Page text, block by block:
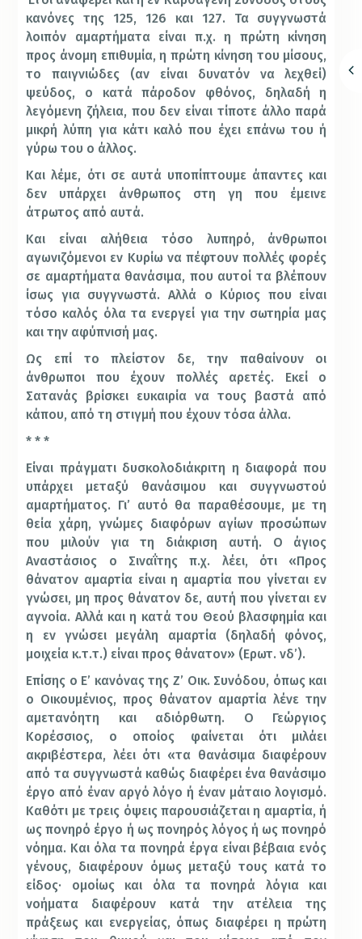
κανόνες της 125, 126 και 127. Τα συγγνωστά
λοιπόν αμαρτήματα είναι π.χ. η πρώτη κίνηση
προς άνομη επιθυμία, η πρώτη κίνηση του μίσους,
το παιγνιώδες (αν είναι δυνατόν να λεχθεί)
ψεύδος, ο κατά πάροδον φθόνος, δηλαδή η
λεγόμενη ζήλεια, που δεν είναι τίποτε άλλο παρά
μικρή λύπη για κάτι καλό που έχει επάνω του ή
γύρω του ο άλλος.
Και λέμε, ότι σε αυτά υποπίπτουμε άπαντες και
δεν υπάρχει άνθρωπος στη γη που έμεινε
άτρωτος από αυτά.
Και είναι αλήθεια τόσο λυπηρό, άνθρωποι
αγωνιζόμενοι εν Κυρίω να πέφτουν πολλές φορές
σε αμαρτήματα θανάσιμα, που αυτοί τα βλέπουν
ίσως για συγγνωστά. Αλλά ο Κύριος που είναι
τόσο καλός όλα τα ενεργεί για την σωτηρία μας
και την αφύπνισή μας.
Ως επί το πλείστον δε, την παθαίνουν οι
άνθρωποι που έχουν πολλές αρετές. Εκεί ο
Σατανάς βρίσκει ευκαιρία να τους βαστά από
κάπου, από τη στιγμή που έχουν τόσα άλλα.
* * *
Είναι πράγματι δυσκολοδιάκριτη η διαφορά που
υπάρχει μεταξύ θανάσιμου και συγγνωστού
αμαρτήματος. Γι’ αυτό θα παραθέσουμε, με τη
θεία χάρη, γνώμες διαφόρων αγίων προσώπων
που μιλούν για τη διάκριση αυτή. Ο άγιος
Αναστάσιος ο Σιναΐτης π.χ. λέει, ότι «Προς
θάνατον αμαρτία είναι η αμαρτία που γίνεται εν
γνώσει, μη προς θάνατον δε, αυτή που γίνεται εν
αγνοία. Αλλά και η κατά του Θεού βλασφημία και
η εν γνώσει μεγάλη αμαρτία (δηλαδή φόνος,
μοιχεία κ.τ.τ.) είναι προς θάνατον» (Ερωτ. νδ’).
Επίσης ο Ε’ κανόνας της Ζ’ Οικ. Συνόδου, όπως και
ο Οικουμένιος, προς θάνατον αμαρτία λένε την
αμετανόητη και αδιόρθωτη. Ο Γεώργιος
Κορέσσιος, ο οποίος φαίνεται ότι μιλάει
ακριβέστερα, λέει ότι «τα θανάσιμα διαφέρουν
από τα συγγνωστά καθώς διαφέρει ένα θανάσιμο
έργο από έναν αργό λόγο ή έναν μάταιο λογισμό.
Καθότι με τρεις όψεις παρουσιάζεται η αμαρτία, ή
ως πονηρό έργο ή ως πονηρός λόγος ή ως πονηρό
νόημα. Και όλα τα πονηρά έργα είναι βέβαια ενός
γένους, διαφέρουν όμως μεταξύ τους κατά το
είδος· ομοίως και όλα τα πονηρά λόγια και
νοήματα διαφέρουν κατά την ατέλεια της
πράξεως και ενεργείας, όπως διαφέρει η πρώτη